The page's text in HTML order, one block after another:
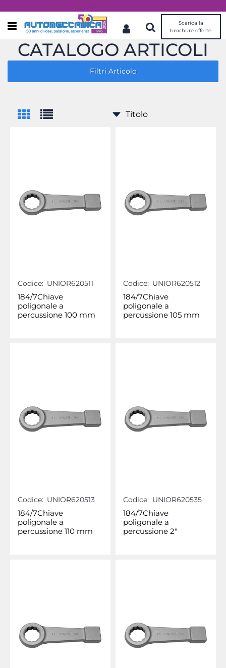
Open menu
Scarica la
brochure offerte
CATALOGO ARTICOLI
Filtri Articolo
Codice: UNIOR620511
184/7Chiave
poligonale a
percussione 100 mm
Codice: UNIOR620512
184/7Chiave
poligonale a
percussione 105 mm
Codice: UNIOR620513
184/7Chiave
poligonale a
percussione 110 mm
Codice: UNIOR620535
184/7Chiave
poligonale a
percussione 2"